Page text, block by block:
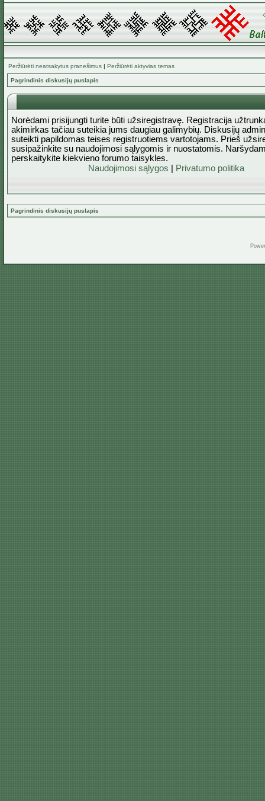
Peržiūrėti neatsakytus pranešimus | Peržiūrėti aktyvias temas
Pagrindinis diskusijų puslapis
Norėdami prisijungti turite būti užsiregistravę. Registracija
akimirkas tačiau suteikia jums daugiau galimybių. Diskusijų
suteikti papildomas teises registruotiems vartotojams. Prieš
susipažinkite su naudojimosi sąlygomis ir nuostatomis.
perskaitykite kiekvieno forumo taisykles.
Naudojimosi sąlygos
Privatumo politika
Pagrindinis diskusijų puslapis